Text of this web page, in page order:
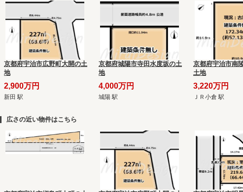
京都府宇治市広野町大開の土
地
2,900万円
新田 駅
京都府城陽市寺田水度坂の土
地
4,000万円
城陽 駅
京都府宇治市南
土地
3,220万円
ＪＲ小倉 駅
広さの近い物件はこちら